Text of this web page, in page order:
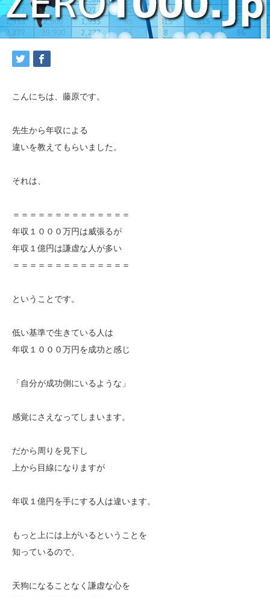
こんにちは、藤原です。
先生から年収による
違いを教えてもらいました。
それは、
＝＝＝＝＝＝＝＝＝＝＝＝＝＝
年収１０００万円は威張るが
年収１億円は謙虚な人が多い
＝＝＝＝＝＝＝＝＝＝＝＝＝＝
ということです。
低い基準で生きている人は
年収１０００万円を成功と感じ
「自分が成功側にいるような」
感覚にさえなってしまいます。
だから周りを見下し
上から目線になりますが
年収１億円を手にする人は違います。
もっと上には上がいるということを
知っているので、
天狗になることなく謙虚な心を